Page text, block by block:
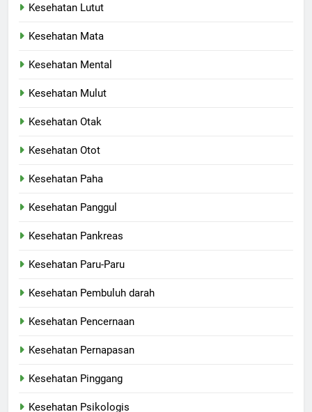
Kesehatan Lutut
Kesehatan Mata
Kesehatan Mental
Kesehatan Mulut
Kesehatan Otak
Kesehatan Otot
Kesehatan Paha
Kesehatan Panggul
Kesehatan Pankreas
Kesehatan Paru-Paru
Kesehatan Pembuluh darah
Kesehatan Pencernaan
Kesehatan Pernapasan
Kesehatan Pinggang
Kesehatan Psikologis